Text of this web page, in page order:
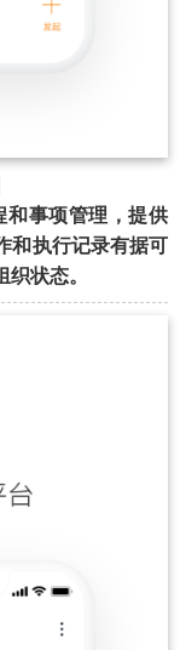
和事项管理，提供
和执行记录有据可
状态。